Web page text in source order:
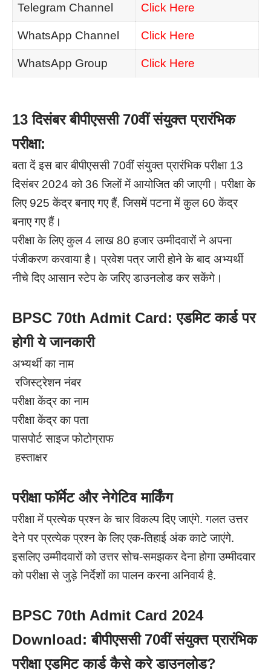
Telegram Channel Click Here
WhatsApp Channel Click Here
WhatsApp Group Click Here
13 दिसंबर बीपीएससी 70वीं संयुक्त प्रारंभिक
परीक्षा:
बता दें इस बार बीपीएससी 70वीं संयुक्त प्रारंभिक परीक्षा 13
दिसंबर 2024 को 36 जिलों में आयोजित की जाएगी। परीक्षा के
लिए 925 केंद्र बनाए गए हैं, जिसमें पटना में कुल 60 केंद्र
बनाए गए हैं।
परीक्षा के लिए कुल 4 लाख 80 हजार उम्मीदवारों ने अपना
पंजीकरण करवाया है। प्रवेश पत्र जारी होने के बाद अभ्यर्थी
नीचे दिए आसान स्टेप के जरिए डाउनलोड कर सकेंगे।
BPSC 70th Admit Card: एडमिट कार्ड पर
होगी ये जानकारी
अभ्यर्थी का नाम
रजिस्ट्रेशन नंबर
परीक्षा केंद्र का नाम
परीक्षा केंद्र का पता
पासपोर्ट साइज फोटोग्राफ
हस्ताक्षर
परीक्षा फॉर्मेट और नेगेटिव मार्किंग
परीक्षा में प्रत्येक प्रश्न के चार विकल्प दिए जाएंगे. गलत उत्तर
देने पर प्रत्येक प्रश्न के लिए एक-तिहाई अंक काटे जाएंगे.
इसलिए उम्मीदवारों को उत्तर सोच-समझकर देना होगा उम्मीदवार
को परीक्षा से जुड़े निर्देशों का पालन करना अनिवार्य है.
BPSC 70th Admit Card 2024
Download: बीपीएससी 70वीं संयुक्त प्रारंभिक
परीक्षा एडमिट कार्ड कैसे करे डाउनलोड?